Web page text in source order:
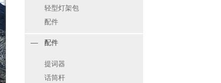
轻型灯架包
配件
配件
提词器
话筒杆